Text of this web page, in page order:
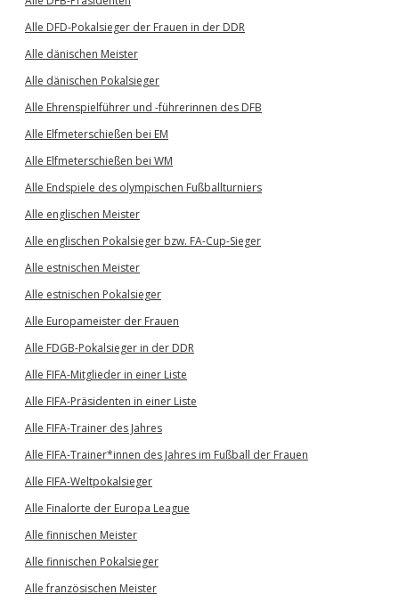
Alle DFD-Pokalsieger der Frauen in der DDR
Alle dänischen Meister
Alle dänischen Pokalsieger
Alle Ehrenspielführer und -führerinnen des DFB
Alle Elfmeterschießen bei EM
Alle Elfmeterschießen bei WM
Alle Endspiele des olympischen Fußballturniers
Alle englischen Meister
Alle englischen Pokalsieger bzw. FA-Cup-Sieger
Alle estnischen Meister
Alle estnischen Pokalsieger
Alle Europameister der Frauen
Alle FDGB-Pokalsieger in der DDR
Alle FIFA-Mitglieder in einer Liste
Alle FIFA-Präsidenten in einer Liste
Alle FIFA-Trainer des Jahres
Alle FIFA-Trainer*innen des Jahres im Fußball der Frauen
Alle FIFA-Weltpokalsieger
Alle Finalorte der Europa League
Alle finnischen Meister
Alle finnischen Pokalsieger
Alle französischen Meister